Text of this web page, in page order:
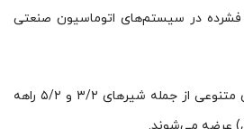
در سیستم‌های اتوماسیون صنعتی
شیربرقی VUVS در مدل‌های متنوعی از جمله شیرهای ۳/۲ و ۵/۲ راهه